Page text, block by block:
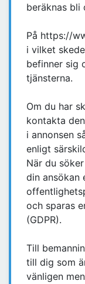
beräknas bli
På https://
i vilket
befinner sig
tjänsterna.
Om du har
kontakta
i annonsen
enligt
När du
din ansökan
och sparas
(GDPR).
Till
till dig som
vänligen